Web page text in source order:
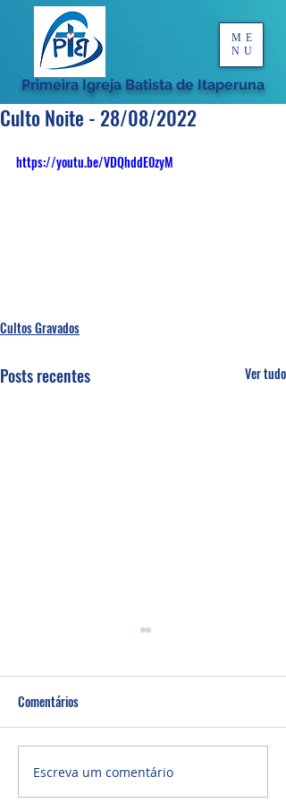
Primeira Igreja Batista de Itaperuna
ME
NU
Culto Noite - 28/08/2022
https://youtu.be/VDQhddE0zyM
Cultos Gravados
Posts recentes Ver tudo
Comentários
Escreva um comentário